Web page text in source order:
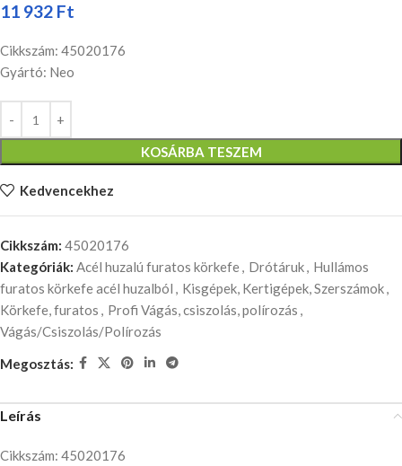
11 932 Ft
Cikkszám: 45020176
Gyártó: Neo
KOSÁRBA TESZEM
Kedvencekhez
Cikkszám: 45020176
Kategóriák: Acél huzalú furatos körkefe, Drótáruk, Hullámos
furatos körkefe acél huzalból , Kisgépek, Kertigépek, Szerszámok,
Körkefe, furatos , Profi Vágás, csiszolás, polírozás ,
Vágás/Csiszolás/Polírozás
Megosztás:
Leírás
Cikkszám: 45020176